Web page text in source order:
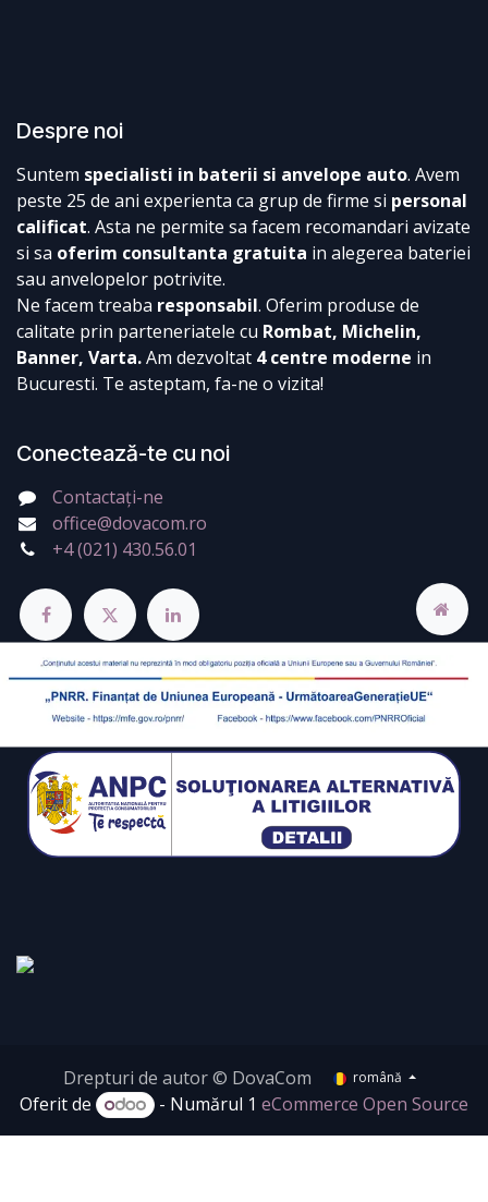
Despre noi
Suntem specialisti in baterii si anvelope auto. Avem
peste 25 de ani experienta ca grup de firme si personal
calificat. Asta ne permite sa facem recomandari avizate
si sa oferim consultanta gratuita in alegerea bateriei
sau anvelopelor potrivite.
Ne facem treaba responsabil. Oferim produse de
calitate prin parteneriatele cu Rombat, Michelin,
Banner, Varta.Am dezvoltat 4 centre moderne in
Bucuresti. Te asteptam, fa-ne o vizita!
Conectează-te cu noi
Contactați-ne
office@dovacom.ro
+4 (021) 430.56.01
Drepturi de autor © DovaCom română
Oferit de - Numărul 1eCommerce Open Source